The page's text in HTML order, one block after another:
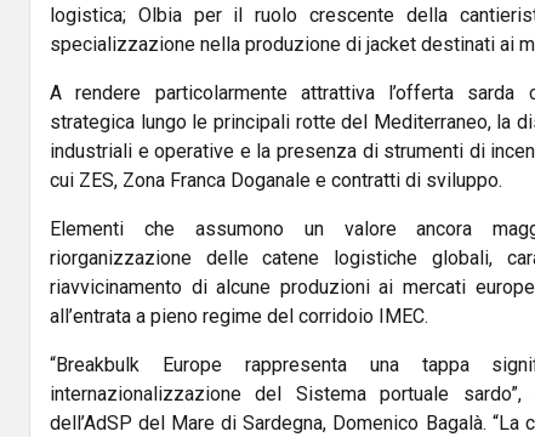
logistica; Olbia per il ruolo crescente della
specializzazione nella produzione di jacket destinati ai
A rendere particolarmente attrattiva l’offerta sarda
strategica lungo le principali rotte del Mediterraneo, la
industriali e operative e la presenza di strumenti di
cui ZES, Zona Franca Doganale e contratti di sviluppo.
Elementi che assumono un valore ancora
riorganizzazione delle catene logistiche globali,
riavvicinamento di alcune produzioni ai mercati
all’entrata a pieno regime del corridoio IMEC.
“Breakbulk Europe rappresenta una tappa
internazionalizzazione del Sistema portuale
dell’AdSP del Mare di Sardegna, Domenico Bagalà.